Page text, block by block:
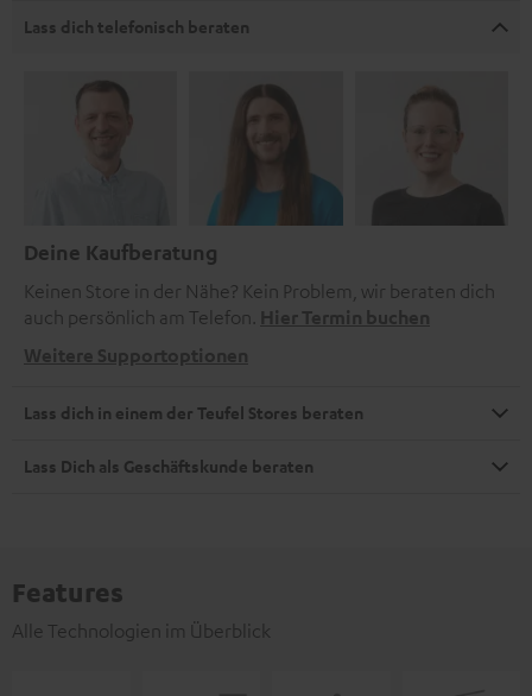
Lass dich telefonisch beraten
Deine Kaufberatung
Keinen Store in der Nähe? Kein Problem, wir beraten dich
auch persönlich am Telefon. Hier Termin buchen
Weitere Supportoptionen
Lass dich in einem der Teufel Stores beraten
Lass Dich als Geschäftskunde beraten
Features
Alle Technologien im Überblick